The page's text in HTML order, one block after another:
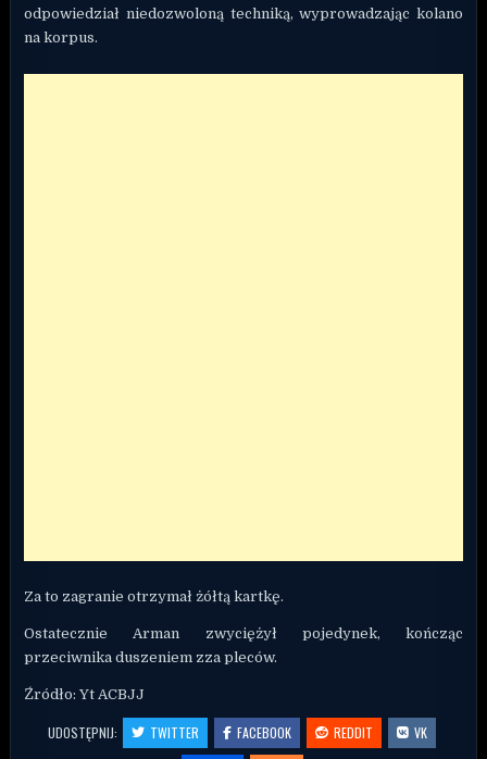
odpowiedział niedozwoloną techniką, wyprowadzając kolano
na korpus.
Za to zagranie otrzymał żółtą kartkę.
Ostatecznie Arman zwyciężył pojedynek, kończąc
przeciwnika duszeniem zza pleców.
Źródło: Yt ACBJJ
UDOSTĘPNIJ: TWITTER FACEBOOK REDDIT
VK